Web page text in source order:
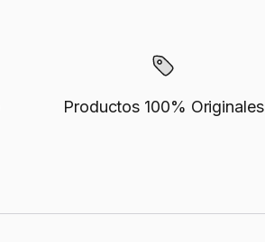
Productos 100% Originales